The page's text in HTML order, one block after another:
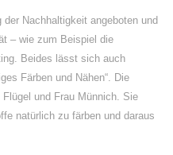
Nachhaltigkeit angeboten und
– wie zum Beispiel die
Beides lässt sich auch
Färben und Nähen“. Die
und Frau Münnich. Sie
natürlich zu färben und daraus